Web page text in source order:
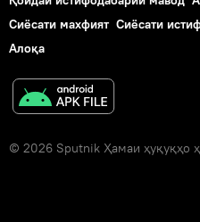
Сиёсати махфият Сиёсати
Алоқа
© 2026 Sputnik Ҳамаи ҳуқуқҳо